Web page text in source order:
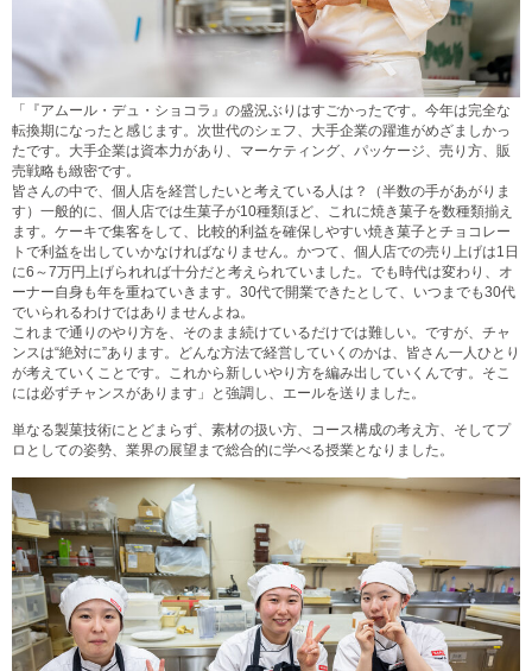
「『アムール・デュ・ショコラ』の盛況ぶりはすごかったです。今年は完全な
転換期になったと感じます。次世代のシェフ、大手企業の躍進がめざましかっ
たです。大手企業は資本力があり、マーケティング、パッケージ、売り方、販
売戦略も緻密です。
皆さんの中で、個人店を経営したいと考えている人は？（半数の手があがりま
す）一般的に、個人店では生菓子が10種類ほど、これに焼き菓子を数種類揃え
ます。ケーキで集客をして、比較的利益を確保しやすい焼き菓子とチョコレー
トで利益を出していかなければなりません。かつて、個人店での売り上げは1日
に6～7万円上げられれば十分だと考えられていました。でも時代は変わり、オ
ーナー自身も年を重ねていきます。30代で開業できたとして、いつまでも30代
でいられるわけではありませんよね。
これまで通りのやり方を、そのまま続けているだけでは難しい。ですが、チャ
ンスは“絶対に”あります。どんな方法で経営していくのかは、皆さん一人ひとり
が考えていくことです。これから新しいやり方を編み出していくんです。そこ
には必ずチャンスがあります」と強調し、エールを送りました。
単なる製菓技術にとどまらず、素材の扱い方、コース構成の考え方、そしてプ
ロとしての姿勢、業界の展望まで総合的に学べる授業となりました。